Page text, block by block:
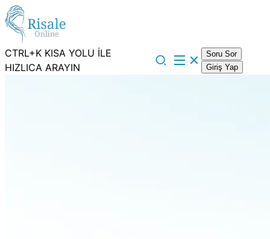
CTRL+K KISA YOLU İLE
HIZLICA ARAYIN
Soru Sor
Giriş Yap